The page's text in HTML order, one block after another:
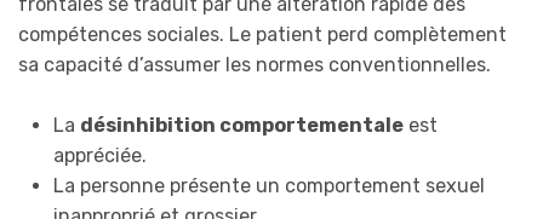
compétences sociales. Le patient perd complètement
sa capacité d’assumer les normes conventionnelles.
La désinhibition comportementaleest
appréciée.
La personne présente un comportement sexuel